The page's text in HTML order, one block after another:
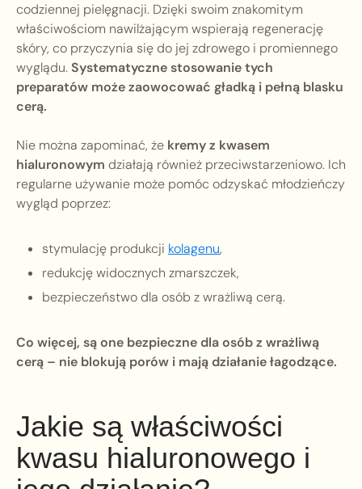
codziennej pielęgnacji. Dzięki swoim znakomitym
właściwościom nawilżającym wspierają regenerację
skóry, co przyczynia się do jej zdrowego i promiennego
wyglądu.Systematyczne stosowanie tych
preparatów może zaowocować gładką i pełną blasku
cerą.
Nie można zapominać, że kremy z kwasem
hialuronowym działają również przeciwstarzeniowo. Ich
regularne używanie może pomóc odzyskać młodzieńczy
wygląd poprzez:
stymulację produkcji kolagenu,
redukcję widocznych zmarszczek,
bezpieczeństwo dla osób z wrażliwą cerą.
Co więcej, są one bezpieczne dla osób z wrażliwą
cerą – nie blokują porów i mają działanie łagodzące.
Jakie są właściwości
kwasu hialuronowego i